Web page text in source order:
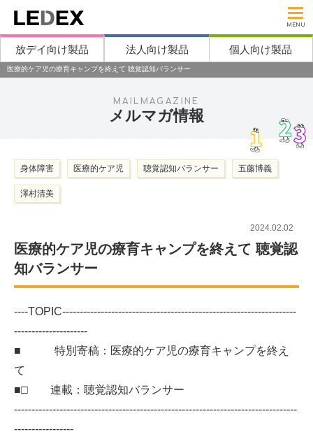
MENU
放デイ向け製品 法人向け製品 個人向け製品
医療的ケア児の療育キャンプを終えて 聴覚認知バランサー
MAILMAGAZINE
メルマガ情報
身体障害 医療的ケア児 聴覚認知バランサー 五藤博義
澤村清美
2024.02.02
医療的ケア児の療育キャンプを終えて 聴覚認
知バランサー
----TOPIC-------------------------------------------------------------------
---------------------
■ 特別寄稿：医療的ケア児の療育キャンプを終え
て
■□ 連載：聴覚認知バランサー
---------------------------------------------------------------------------------
-----------------